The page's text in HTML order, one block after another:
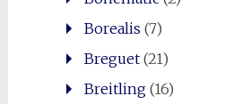
Borealis (7)
Breguet(21)
Breitling(16)